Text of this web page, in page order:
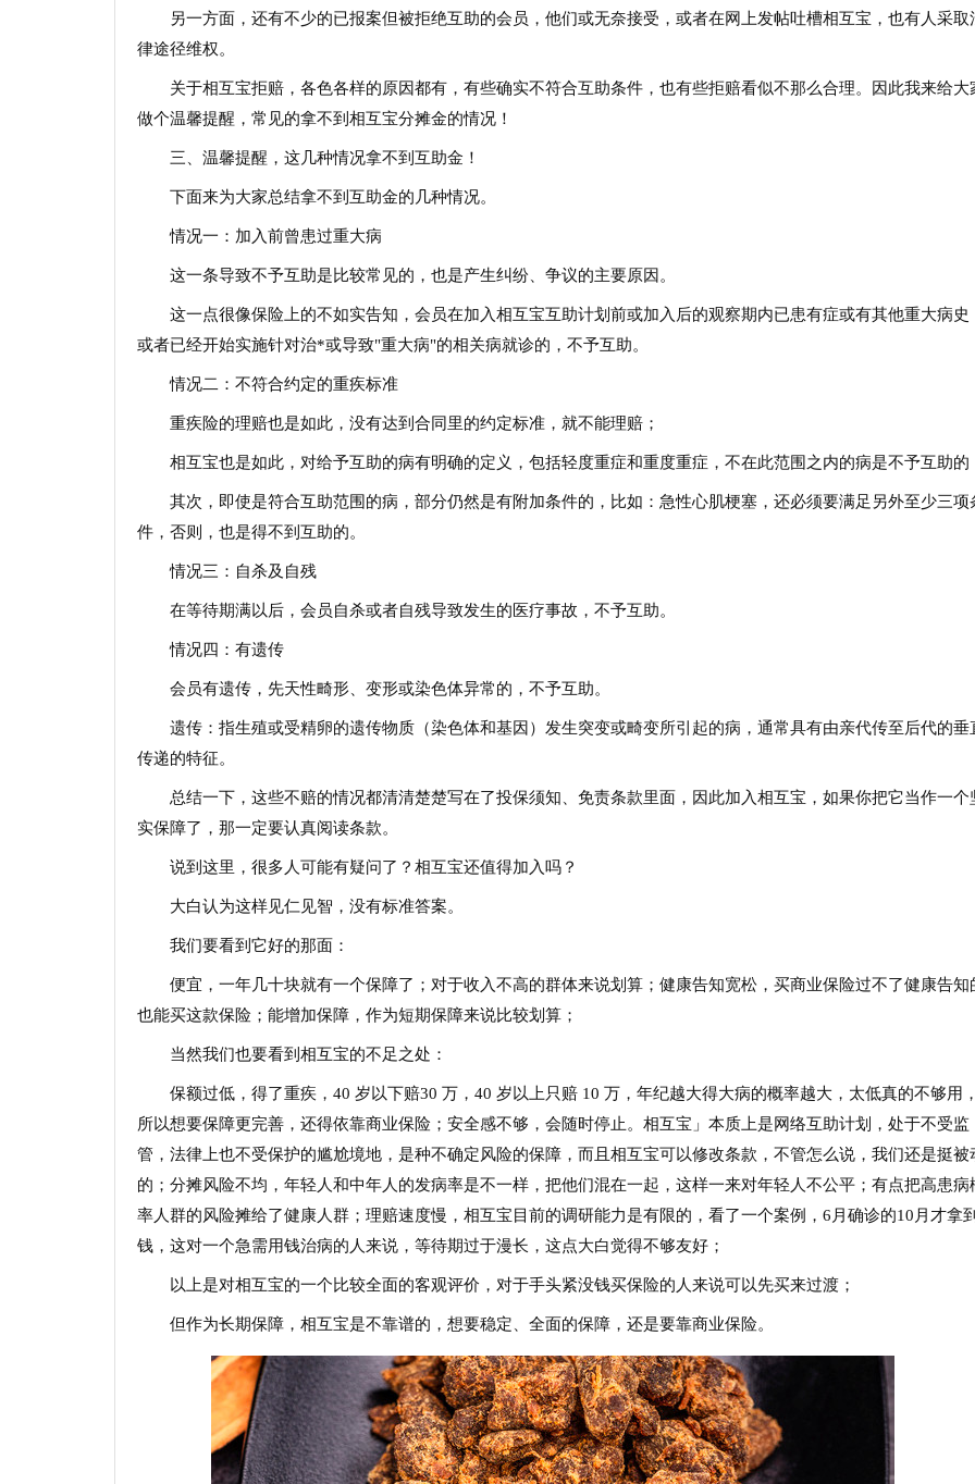
另一方面，还有不少的已报案但被拒绝互助的会员，他们或无奈接受，或者在网上发帖吐槽相互宝，也有人采取
律途径维权。
关于相互宝拒赔，各色各样的原因都有，有些确实不符合互助条件，也有些拒赔看似不那么合理。因此我来给大
做个温馨提醒，常见的拿不到相互宝分摊金的情况！
三、温馨提醒，这几种情况拿不到互助金！
下面来为大家总结拿不到互助金的几种情况。
情况一：加入前曾患过重大病
这一条导致不予互助是比较常见的，也是产生纠纷、争议的主要原因。
这一点很像保险上的不如实告知，会员在加入相互宝互助计划前或加入后的观察期内已患有症或有其他重大病史
或者已经开始实施针对治*或导致"重大病"的相关病就诊的，不予互助。
情况二：不符合约定的重疾标准
重疾险的理赔也是如此，没有达到合同里的约定标准，就不能理赔；
相互宝也是如此，对给予互助的病有明确的定义，包括轻度重症和重度重症，不在此范围之内的病是不予互助的
其次，即使是符合互助范围的病，部分仍然是有附加条件的，比如：急性心肌梗塞，还必须要满足另外至少三项
件，否则，也是得不到互助的。
情况三：自杀及自残
在等待期满以后，会员自杀或者自残导致发生的医疗事故，不予互助。
情况四：有遗传
会员有遗传，先天性畸形、变形或染色体异常的，不予互助。
遗传：指生殖或受精卵的遗传物质（染色体和基因）发生突变或畸变所引起的病，通常具有由亲代传至后代的垂
传递的特征。
总结一下，这些不赔的情况都清清楚楚写在了投保须知、免责条款里面，因此加入相互宝，如果你把它当作一个
实保障了，那一定要认真阅读条款。
说到这里，很多人可能有疑问了？相互宝还值得加入吗？
大白认为这样见仁见智，没有标准答案。
我们要看到它好的那面：
便宜，一年几十块就有一个保障了；对于收入不高的群体来说划算；健康告知宽松，买商业保险过不了健康告知
也能买这款保险；能增加保障，作为短期保障来说比较划算；
当然我们也要看到相互宝的不足之处：
保额过低，得了重疾，40 岁以下赔30 万，40 岁以上只赔 10 万，年纪越大得大病的概率越大，太低真的不够用，
所以想要保障更完善，还得依靠商业保险；安全感不够，会随时停止。相互宝」本质上是网络互助计划，处于不受监
管，法律上也不受保护的尴尬境地，是种不确定风险的保障，而且相互宝可以修改条款，不管怎么说，我们还是挺被
的；分摊风险不均，年轻人和中年人的发病率是不一样，把他们混在一起，这样一来对年轻人不公平；有点把高患病
率人群的风险摊给了健康人群；理赔速度慢，相互宝目前的调研能力是有限的，看了一个案例，6月确诊的10月才拿到
钱，这对一个急需用钱治病的人来说，等待期过于漫长，这点大白觉得不够友好；
以上是对相互宝的一个比较全面的客观评价，对于手头紧没钱买保险的人来说可以先买来过渡；
但作为长期保障，相互宝是不靠谱的，想要稳定、全面的保障，还是要靠商业保险。